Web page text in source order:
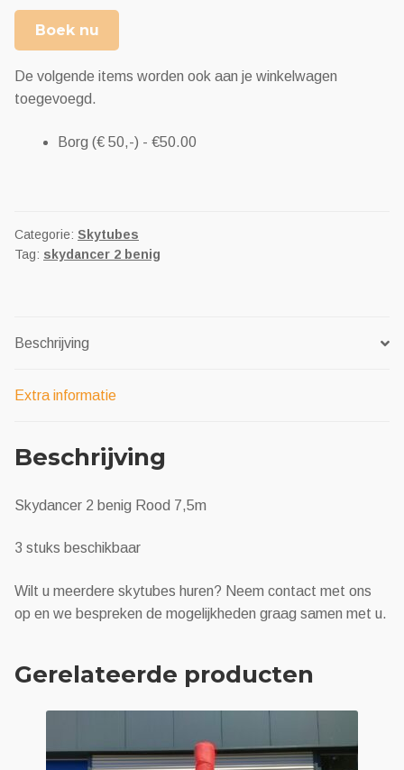
Boek nu
De volgende items worden ook aan je winkelwagen
toegevoegd.
Borg (€ 50,-) - €50.00
Categorie: Skytubes
Tag: skydancer 2 benig
Beschrijving
Extra informatie
Beschrijving
Skydancer 2 benig Rood 7,5m
3 stuks beschikbaar
Wilt u meerdere skytubes huren? Neem contact met ons
op en we bespreken de mogelijkheden graag samen met u.
Gerelateerde producten